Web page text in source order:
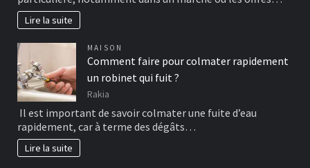
Lire la suite
MAISON
Comment faire pour colmater rapidement
un robinet qui fuit ?
Rakia
Il est important de savoir colmater une fuite d’eau
rapidement, car à terme des dégâts…
Lire la suite